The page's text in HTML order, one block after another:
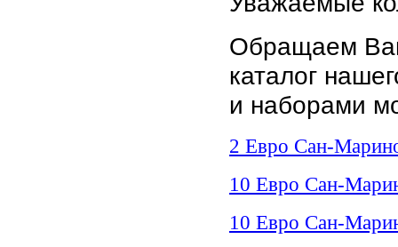
Обращаем
каталог
и наборами
2 Евро Сан-
10 Евро Сан-
10 Евро Сан-